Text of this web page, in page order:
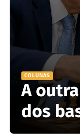
COLUNAS
A
dos